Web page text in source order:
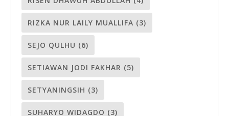
RIZKA NUR LAILY MUALLIFA (3)
SEJO QULHU (6)
SETIAWAN JODI FAKHAR (5)
SETYANINGSIH (3)
SUHARYO WIDAGDO (3)